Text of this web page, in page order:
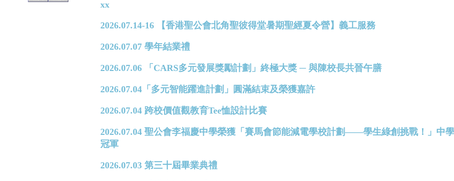
xx
2026.07.14-16 【香港聖公會北角聖彼得堂暑期聖經夏令營】義工服務
2026.07.07 學年結業禮
2026.07.06 「CARS多元發展獎勵計劃」終極大獎 ─ 與陳校長共晉午膳
2026.07.04「多元智能躍進計劃」圓滿結束及榮獲嘉許
2026.07.04 跨校價值觀教育Tee恤設計比賽
2026.07.04 聖公會李福慶中學榮獲「賽馬會節能減電學校計劃——學生綠創挑戰！」中
冠軍
2026.07.03 第三十屆畢業典禮